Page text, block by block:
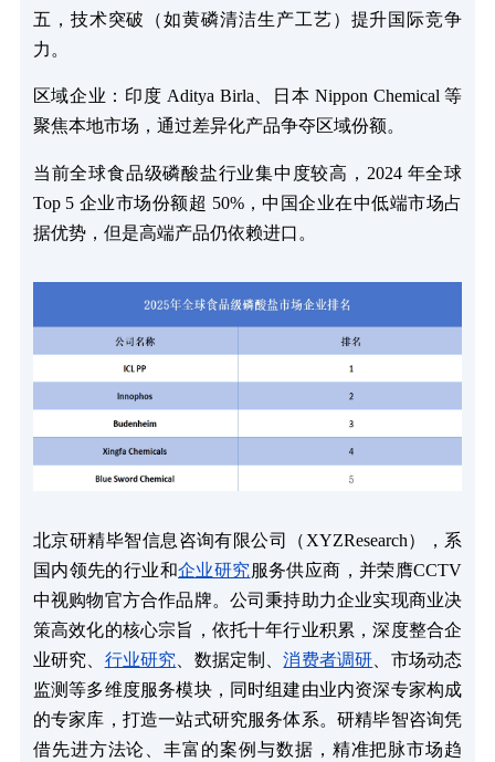
五，技术突破（如黄磷清洁生产工艺）提升国际竞争
力。
区域企业：印度 Aditya Birla、日本 Nippon Chemical 等
聚焦本地市场，通过差异化产品争夺区域份额。
当前全球食品级磷酸盐行业集中度较高，2024 年全球
Top 5 企业市场份额超 50%，中国企业在中低端市场占
据优势，但是高端产品仍依赖进口。
北京研精毕智信息咨询有限公司（XYZResearch），系
国内领先的行业和企业研究 服务供应商，并荣膺CCTV
中视购物官方合作品牌。公司秉持助力企业实现商业决
策高效化的核心宗旨，依托十年行业积累，深度整合企
业研究、 行业研究 、数据定制、消费者调研 、市场动态
监测等多维度服务模块，同时组建由业内资深专家构成
的专家库，打造一站式研究服务体系。研精毕智咨询凭
借先进方法论、丰富的案例与数据，精准把脉市场趋